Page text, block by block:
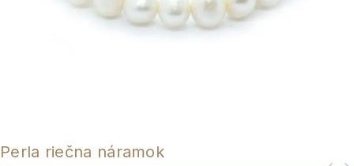
Perla riečna náramok